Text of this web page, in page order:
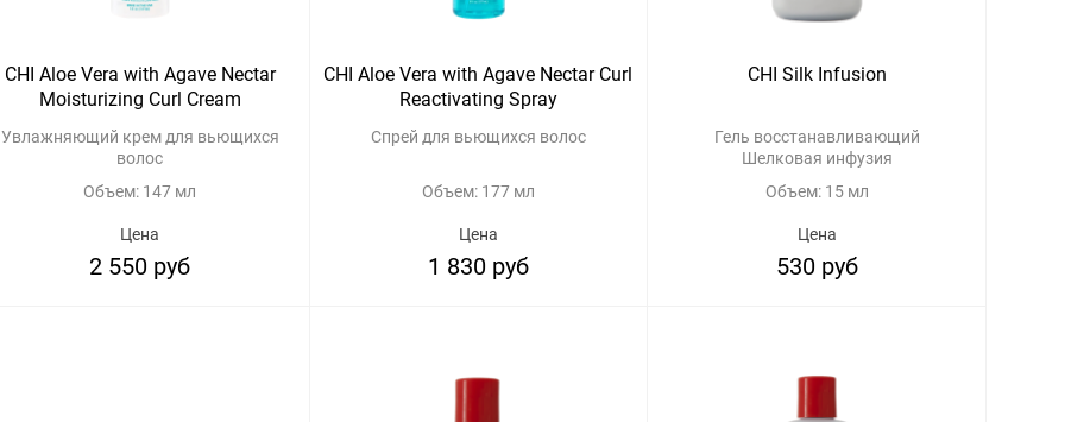
CHI Aloe Vera with Agave Nectar
Moisturizing Curl Cream
Увлажняющий крем для вьющихся
волос
Объем: 147 мл
Цена
2 550 руб
CHI Aloe Vera with Agave Nectar Curl
Reactivating Spray
Спрей для вьющихся волос
Объем: 177 мл
Цена
1 830 руб
CHI Silk Infusion
Гель восстанавливающий
Шелковая инфузия
Объем: 15 мл
Цена
530 руб